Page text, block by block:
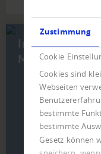
Zustimmung
Cookie
Cookies sind
Webseiten
bestimmte
bestimmte
Gesetz können
speichern,
In wenigen
Mitglied